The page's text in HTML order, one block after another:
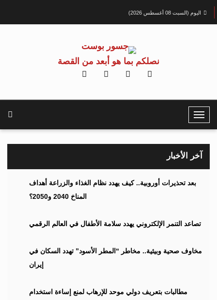
اليوم (السبت 08 أغسطس 2026)
نصلكم بما هو أبعد من القصة
T
o
g
N
i
t
آخر الأخبار
بعد تحذيرات أوروبية.. كيف يهدد نظام الغذاء والزراعة أهداف
المناخ 2040 و2050؟
تصاعد التنمر الإلكتروني يهدد سلامة الأطفال في العالم الرقمي
مخاوف صحية وبيئية.. مخاطر “المطر الأسود” تهدد السكان في
إيران
مطالبات بتعريف دولي موحد للإرهاب لمنع إساءة استخدام